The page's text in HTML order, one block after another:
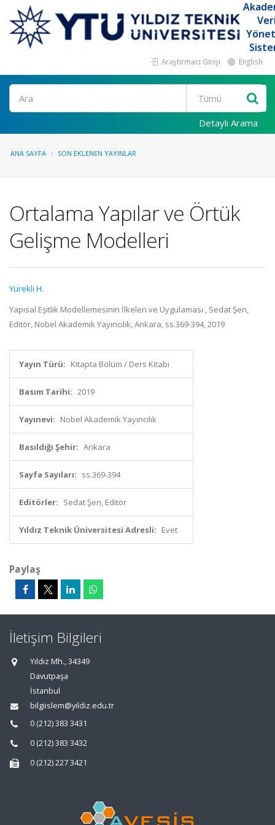
Araştırmacı Girişi English
Ara
Detaylı Arama
ANA SAYFA SON EKLENEN YAYINLAR
Ortalama Yapılar ve Örtük
Gelişme Modelleri
Yürekli H.
Yapısal Eşitlik Modellemesinin İlkeleri ve Uygulaması , Sedat Şen,
Editör, Nobel Akademik Yayıncılık, Ankara, ss.369-394, 2019
Yayın Türü: Kitapta Bölüm / Ders Kitabı
Basım Tarihi: 2019
Yayınevi: Nobel Akademik Yayıncılık
Basıldığı Şehir: Ankara
Sayfa Sayıları: ss.369-394
Editörler: Sedat Şen, Editör
Yıldız Teknik Üniversitesi Adresli: Evet
Paylaş
İletişim Bilgileri
Yıldız Mh., 34349
Davutpaşa
İstanbul
bilgiislem@yildiz.edu.tr
0 (212) 383 3431
0 (212) 383 3432
0 (212) 227 3421